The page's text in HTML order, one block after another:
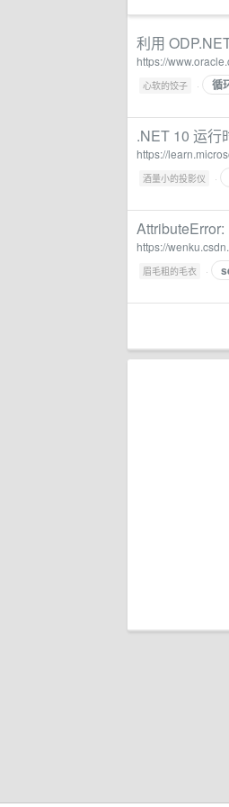
利用
https://
心软的饺子 · 循
.NET 10 运行
https://
酒量小的投影仪 ·
https://
眉毛粗的毛衣 ·